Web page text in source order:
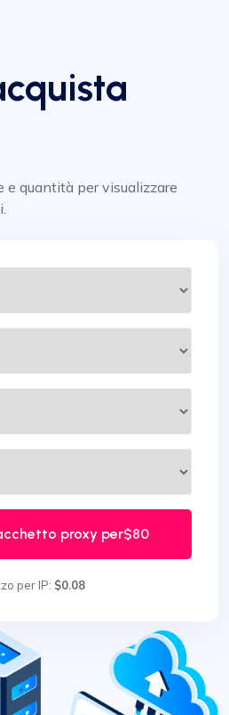
e quantità per visualizzare
proxy per$80
per IP: $0.08